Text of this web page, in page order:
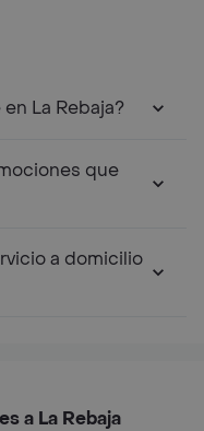
La Rebaja?
que
a domicilio
a La Rebaja